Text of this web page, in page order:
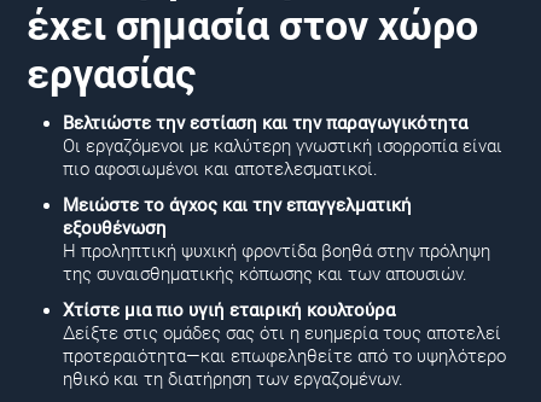
έχει σημασία στον χώρο
εργασίας
Βελτιώστε την εστίαση και την παραγωγικότητα
Οι εργαζόμενοι με καλύτερη γνωστική ισορροπία είναι
πιο αφοσιωμένοι και αποτελεσματικοί.
Μειώστε το άγχος και την επαγγελματική
εξουθένωση
Η προληπτική ψυχική φροντίδα βοηθά στην πρόληψη
της συναισθηματικής κόπωσης και των απουσιών.
Χτίστε μια πιο υγιή εταιρική κουλτούρα
Δείξτε στις ομάδες σας ότι η ευημερία τους αποτελεί
προτεραιότητα—και επωφεληθείτε από το υψηλότερο
ηθικό και τη διατήρηση των εργαζομένων.